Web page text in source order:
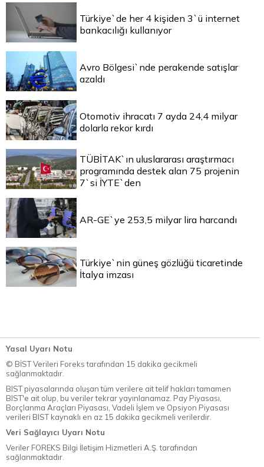
Türkiye`de her 4 kişiden 3`ü internet
bankacılığı kullanıyor
Avro Bölgesi`nde perakende satışlar
azaldı
Otomotiv ihracatı 7 ayda 24,4 milyar
dolarla rekor kırdı
TÜBİTAK`ın uluslararası araştırmacı
programında destek alan 75 projenin
7`si İYTE`den
AR-GE`ye 253,5 milyar lira harcandı
Türkiye`nin güneş gözlüğü ticaretinde
İtalya imzası
Yasal Uyarı Notu
© BİST Verileri Foreks tarafından 15 dakika gecikmeli
sağlanmaktadır.
BIST piyasalarında oluşan tüm verilere ait telif hakları tamamen
BIST'e ait olup, bu veriler tekrar yayınlanamaz. Pay Piyasası,
Borçlanma Araçları Piyasası, Vadeli İşlem ve Opsiyon Piyasası
verileri BIST kaynaklı en az 15 dakika gecikmeli verilerdir.
Veri Sağlayıcı Uyarı Notu
Veriler FOREKS Bilgi İletişim Hizmetleri A.Ş. tarafından
sağlanmaktadır.